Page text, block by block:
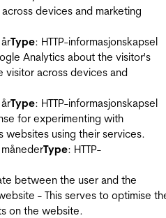
devices and marketing
Type: HTTP-informasjonskapsel
Analytics about the visitor's
visitor across devices and
Type: HTTP-informasjonskapsel
for experimenting with
websites using their services.
Type: HTTP-
between the user and the
- This serves to optimise
on the website.